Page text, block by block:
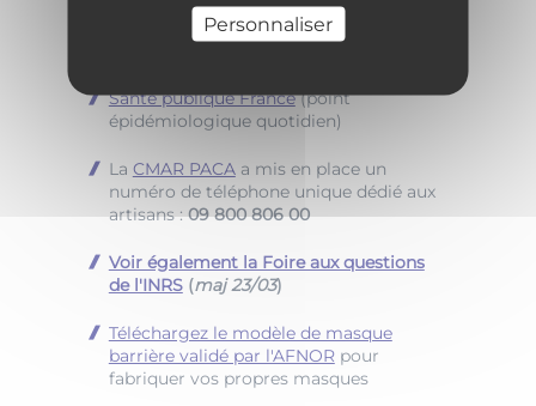
Toutes les informations utiles pour les
Santé publique France(point
épidémiologique quotidien)
La CMAR PACAa mis en place un
numéro de téléphone unique dédié aux
artisans :09 800 806 00
Voir également la Foire aux questions
de l'INRS(maj 23/03)
Téléchargez le modèle de masque
barrière validé par l'AFNORpour
fabriquer vos propres masques
Personnaliser